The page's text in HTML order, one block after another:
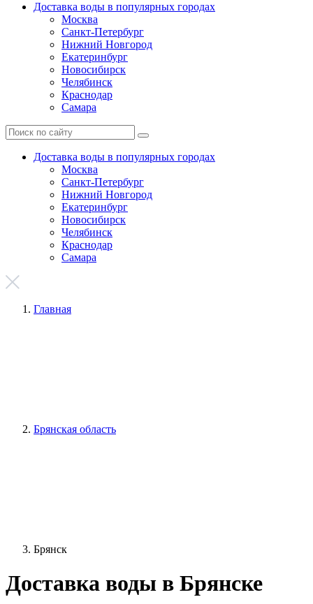
Доставка воды в популярных городах
Москва
Санкт-Петербург
Нижний Новгород
Екатеринбург
Новосибирск
Челябинск
Краснодар
Самара
Доставка воды в популярных городах
Москва
Санкт-Петербург
Нижний Новгород
Екатеринбург
Новосибирск
Челябинск
Краснодар
Самара
Главная
Брянская область
Брянск
Доставка воды в Брянске